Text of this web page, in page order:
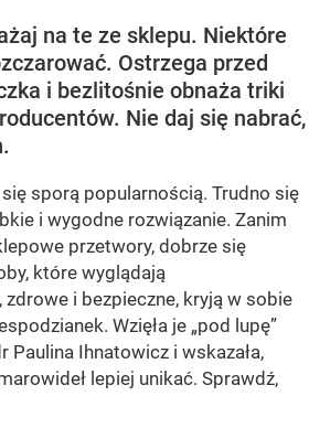
na te ze sklepu. Niektóre
Ostrzega przed
i bezlitośnie obnaża triki
Nie daj się nabrać,
sporą popularnością. Trudno się
i wygodne rozwiązanie. Zanim
przetwory, dobrze się
które wyglądają
i bezpieczne, kryją w sobie
Wzięła je „pod lupę”
Paulina Ihnatowicz i wskazała,
lepiej unikać. Sprawdź,